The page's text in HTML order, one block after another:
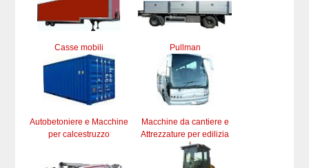
Casse mobili Pullman
Autobetoniere e Macchine
per calcestruzzo
Macchine da cantiere e
Attrezzature per edilizia